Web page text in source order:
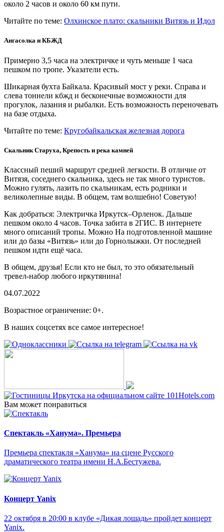
около 2 часов и около 60 км пути.
Читайте по теме: Олхинское плато: скальники Витязь и Идол
Ангасолка и КБЖД
Примерно 3,5 часа на электричке и чуть меньше 1 часа
пешком по тропе. Указатели есть.
Шикарная бухта Байкала. Красивый мост у реки. Справа и
слева тоннели кбжд и бесконечные возможности для
прогулок, лазания и рыбалки. Есть возможность переночевать
на базе отдыха.
Читайте по теме: Кругобайкальская железная дорога
Скальник Старуха, Крепость и река камней
Классный пеший маршрут средней легкости. В отличие от
Витязя, соседнего скальника, здесь не так много туристов.
Можно гулять, лазить по скальникам, есть родники и
великолепные виды. В общем, там волшебно! Советую!
Как добраться: Электричка Иркутск–Орленок. Дальше
пешком около 4 часов. Точка забита в 2ГИС. В интернете
много описаний тропы. Можно На подготовленной машине
или до базы «Витязь» или до Горнолыжки. От последней
пешком идти ещё часа.
В общем, друзья! Если кто не был, то это обязательный
тревел-набор любого иркутянина!
04.07.2022
Возрастное ограничение: 0+.
В наших соцсетях все самое интересное!
Вам может понравиться
Спектакль «Ханума». Премьера
Премьера спектакля «Ханума» на сцене Русского
драматического театра имени Н.А.Бестужева.
Концерт Yanix
22 октября в 20:00 в клубе «Дикая лошадь» пройдет концерт
Yanix.